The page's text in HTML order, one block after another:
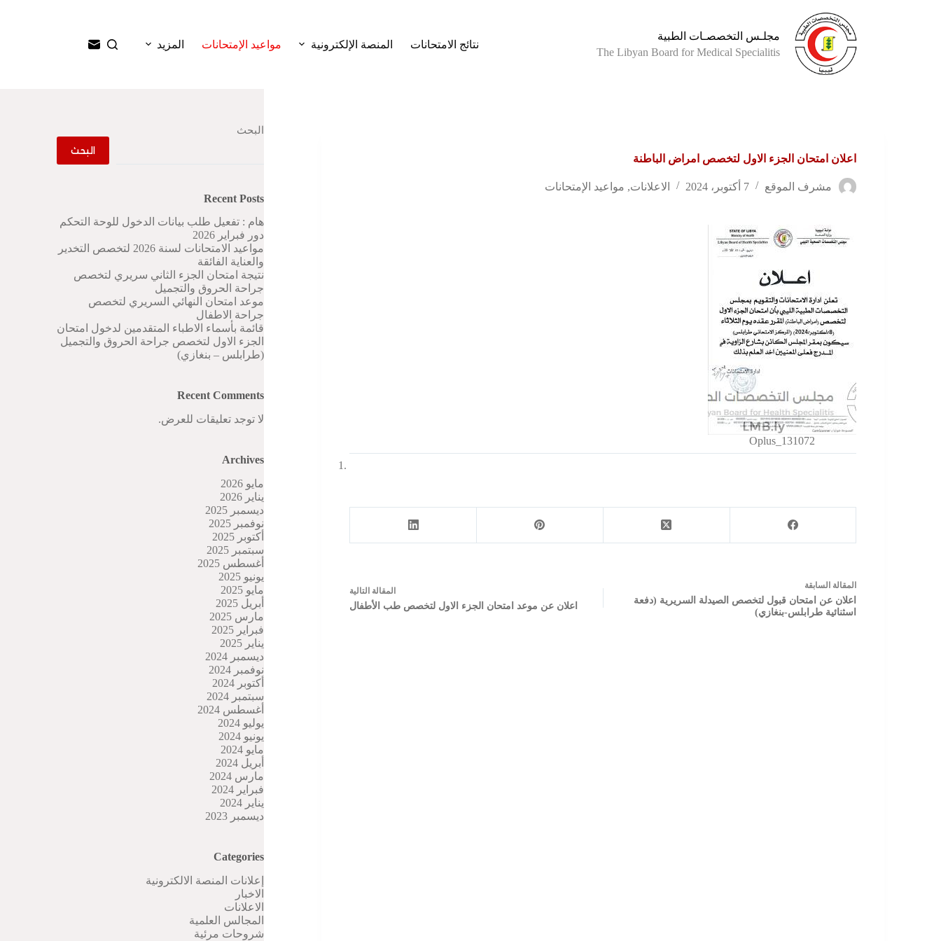
مجلـس التخصصـات الطبية
The Libyan Board for Medical Specialitis
نتائج الامتحانات المنصة الإلكترونية مواعيد الإمتحانات المزيد
اعلان امتحان الجزء الاول لتخصص امراض الباطنة
مشرف الموقع 7 أكتوبر، 2024 الاعلانات, مواعيد الإمتحانات
Oplus_131072
المقالة السابقة
اعلان عن امتحان قبول لتخصص الصيدلة السريرية (دفعة
اسثنائية طرابلس-بنغازي)
المقالة التالية
اعلان عن موعد امتحان الجزء الاول لتخصص طب الأطفال
البحث
البحث
Recent Posts
هام : تفعيل طلب بيانات الدخول للوحة التحكم
دور فبراير 2026
مواعيد الامتحانات لسنة 2026 لتخصص التخدير
والعناية الفائقة
نتيجة امتحان الجزء الثاني سريري لتخصص
جراحة الحروق والتجميل
موعد امتحان النهائي السريري لتخصص
جراحة الاطفال
قائمة بأسماء الاطباء المتقدمين لدخول امتحان
الجزء الاول لتخصص جراحة الحروق والتجميل
(طرابلس – بنغازي)
Recent Comments
لا توجد تعليقات للعرض.
Archives
مايو 2026
يناير 2026
ديسمبر 2025
نوفمبر 2025
أكتوبر 2025
سبتمبر 2025
أغسطس 2025
يونيو 2025
مايو 2025
أبريل 2025
مارس 2025
فبراير 2025
يناير 2025
ديسمبر 2024
نوفمبر 2024
أكتوبر 2024
سبتمبر 2024
أغسطس 2024
يوليو 2024
يونيو 2024
مايو 2024
أبريل 2024
مارس 2024
فبراير 2024
يناير 2024
ديسمبر 2023
Categories
إعلانات المنصة الالكترونية
الاخبار
الاعلانات
المجالس العلمية
شروحات مرئية